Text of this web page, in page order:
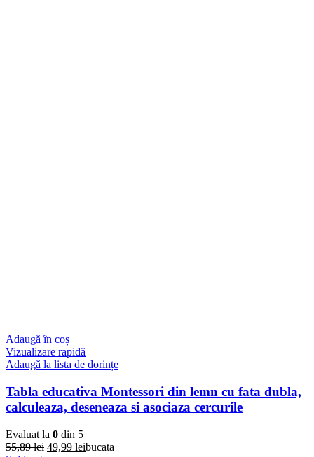
Adaugă în coș
Vizualizare rapidă
Adaugă la lista de dorințe
Tabla educativa Montessori din lemn cu fata dubla,
calculeaza, deseneaza si asociaza cercurile
Evaluat la 0 din 5
55,89lei Prețul
49,99 leiPrețul
bucata